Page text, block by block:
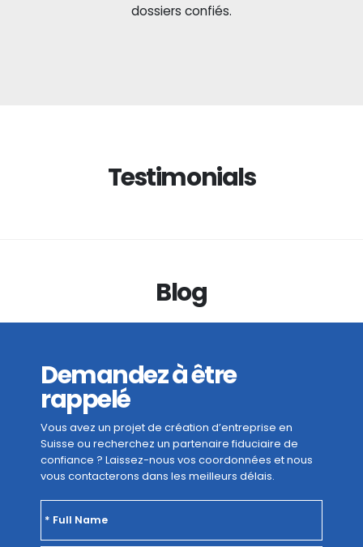
dossiers confiés.
Testimonials
Blog
Demandez à être
rappelé
Vous avez un projet de création d’entreprise en
Suisse ou recherchez un partenaire fiduciaire de
confiance ? Laissez-nous vos coordonnées et nous
vous contacterons dans les meilleurs délais.